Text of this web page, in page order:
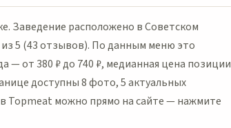
Заведение расположено в Советском
из 5 (43 отзывов). По данным меню это
— от 380 ₽ до 740 ₽, медианная цена позиции
доступны 8 фото, 5 актуальных
Topmeat можно прямо на сайте — нажмите